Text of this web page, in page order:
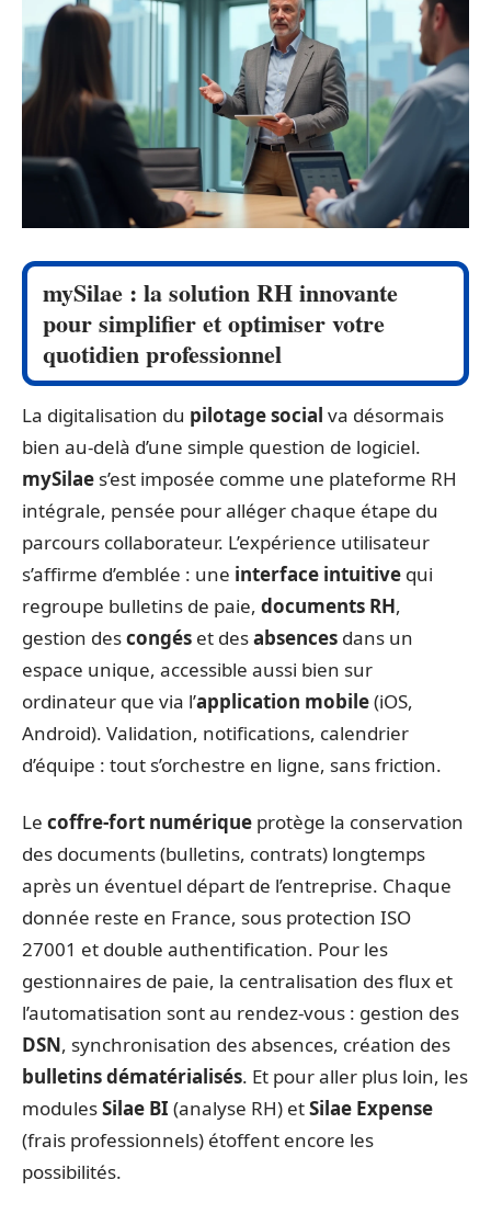
mySilae : la solution RH innovante
pour simplifier et optimiser votre
quotidien professionnel
La digitalisation du pilotage social va désormais
bien au-delà d’une simple question de logiciel.
mySilae s’est imposée comme une plateforme RH
intégrale, pensée pour alléger chaque étape du
parcours collaborateur. L’expérience utilisateur
s’affirme d’emblée : une interface intuitive qui
regroupe bulletins de paie, documents RH,
gestion descongés et desabsences dans un
espace unique, accessible aussi bien sur
ordinateur que via l’application mobile(iOS,
Android). Validation, notifications, calendrier
d’équipe : tout s’orchestre en ligne, sans friction.
Le coffre-fort numérique protège la conservation
des documents (bulletins, contrats) longtemps
après un éventuel départ de l’entreprise. Chaque
donnée reste en France, sous protection ISO
27001 et double authentification. Pour les
gestionnaires de paie, la centralisation des flux et
l’automatisation sont au rendez-vous : gestion des
DSN, synchronisation des absences, création des
bulletins dématérialisés. Et pour aller plus loin, les
modulesSilae BI (analyse RH) etSilae Expense
(frais professionnels) étoffent encore les
possibilités.